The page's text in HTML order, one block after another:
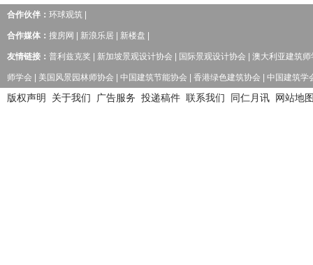
合作伙伴： 环球观筑
合作媒体： 搜房网 新浪乐居 新楼盘
友情链接： 普利兹克奖 新加坡景观设计协会 国际景观设计协会 澳大利亚建筑师
师学会 美国风景园林师协会 中国建筑节能协会 香港绿色建筑协会 中国建筑学
版权声明 关于我们 广告服务 投递稿件 联系我们 同仁月讯 网站地